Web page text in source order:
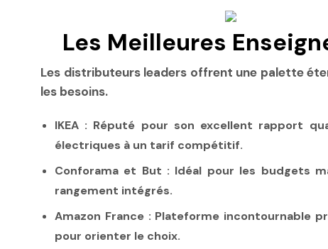
Les Meilleures
Les distributeurs leaders offrent une palette
les besoins.
IKEA : Réputé pour son excellent rapport
électriques à un tarif compétitif.
Conforama et But : Idéal pour les budgets
rangement intégrés.
Amazon France: Plateforme incontournable
pour orienter le choix.